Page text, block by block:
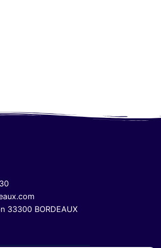
33300 BORDEAUX